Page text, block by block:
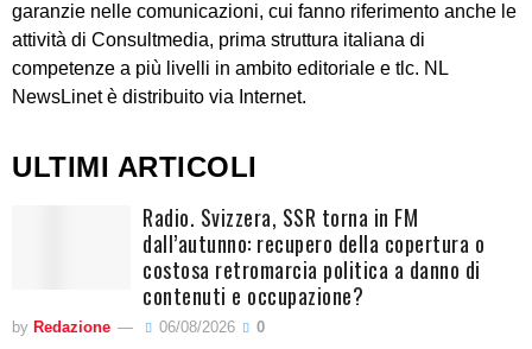
garanzie nelle comunicazioni, cui fanno riferimento anche le
attività di Consultmedia, prima struttura italiana di
competenze a più livelli in ambito editoriale e tlc. NL
NewsLinet è distribuito via Internet.
ULTIMI ARTICOLI
Radio. Svizzera, SSR torna in FM
dall’autunno: recupero della copertura o
costosa retromarcia politica a danno di
contenuti e occupazione?
by Redazione 06/08/2026 0